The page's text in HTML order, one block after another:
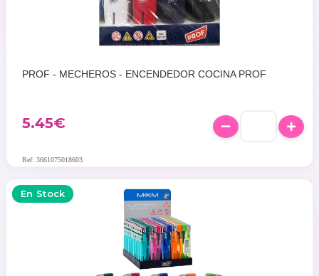
PROF - MECHEROS - ENCENDEDOR COCINA PROF
5.45€
Ref: 3661075018603
En Stock